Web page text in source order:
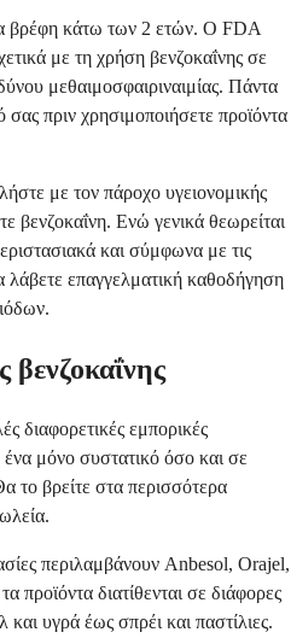
βρέφη κάτω των 2 ετών. Ο FDA
με τη χρήση βενζοκαΐνης σε
μεθαιμοσφαιριναιμίας. Πάντα
πριν χρησιμοποιήσετε προϊόντα
με τον πάροχο υγειονομικής
βενζοκαΐνη. Ενώ γενικά θεωρείται
και σύμφωνα με τις
λάβετε επαγγελματική καθοδήγηση
βενζοκαΐνης
διαφορετικές εμπορικές
μόνο συστατικό όσο και σε
βρείτε στα περισσότερα
περιλαμβάνουν Anbesol, Orajel,
διατίθενται σε διάφορες
και υγρά έως σπρέι και παστίλιες.